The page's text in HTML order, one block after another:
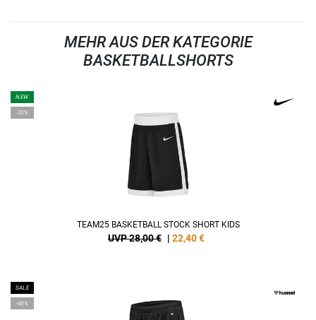
MEHR AUS DER KATEGORIE
BASKETBALLSHORTS
NEW
-20%
TEAM25 BASKETBALL STOCK SHORT KIDS
UVP 28,00 € | 22,40€
SALE
-60%